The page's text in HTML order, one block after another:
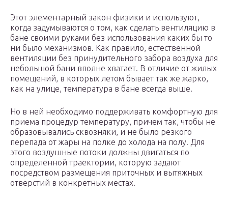
Этот элементарный закон физики и используют,
когда задумываются о том, как сделать вентиляцию в
бане своими руками без использования каких бы то
ни было механизмов. Как правило, естественной
вентиляции без принудительного забора воздуха для
небольшой бани вполне хватает. В отличие от жилых
помещений, в которых летом бывает так же жарко,
как на улице, температура в бане всегда выше.
Но в ней необходимо поддерживать комфортную для
приема процедур температуру, причем так, чтобы не
образовывались сквозняки, и не было резкого
перепада от жары на полке до холода на полу. Для
этого воздушные потоки должны двигаться по
определенной траектории, которую задают
посредством размещения приточных и вытяжных
отверстий в конкретных местах.